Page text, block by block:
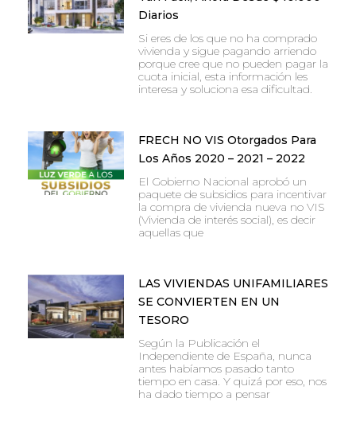
Diarios
Si eres de los que no ha comprado
vivienda y sigue pagando arriendo
porque cree que no pueden pagar la
cuota inicial, esta información les
interesa y soluciona esa dificultad.
FRECH NO VIS Otorgados Para
Los Años 2020 – 2021 – 2022
El Gobierno Nacional aprobó un
paquete de subsidios para incentivar
la compra de vivienda nueva no VIS
(Vivienda de interés social), es decir
aquellas que
LAS VIVIENDAS UNIFAMILIARES
SE CONVIERTEN EN UN
TESORO
Según la Publicación el
Independiente de España, nunca
antes habíamos pasado tanto
tiempo en casa. Y quizá por eso, nos
ha dado tiempo a pensar